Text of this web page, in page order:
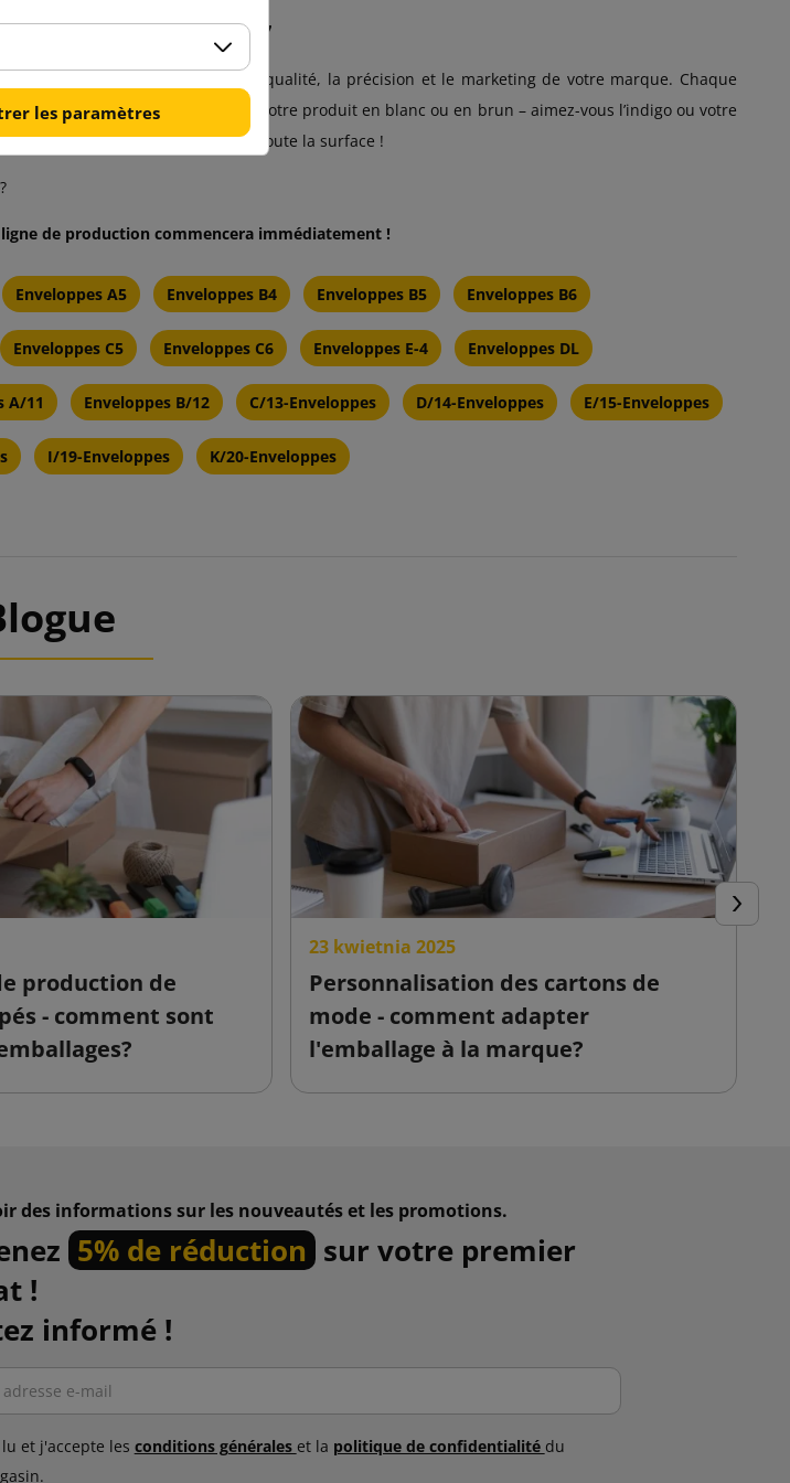
des enveloppes G/17
d’enveloppes. Nous valorisons la qualité, la précision et le marketing de votre marque. Chaque
colorée ! Pas besoin d’envoyer votre produit en blanc ou en brun – aimez-vous l’indigo ou votre
pouvons les mettre en valeur sur toute la surface !
de production commencera immédiatement !
Enveloppes A5 Enveloppes B4 Enveloppes B5 Enveloppes B6
Enveloppes C5 Enveloppes C6 Enveloppes E-4 Enveloppes DL
A/11 Enveloppes B/12 C/13-Enveloppes D/14-Enveloppes E/15-Enveloppes
I/19-Enveloppes K/20-Enveloppes
Suivant
production de
- comment sont
23 kwietnia 2025
Personnalisation des cartons de
mode - comment adapter
l'emballage à la marque?
des informations sur les nouveautés et les promotions.
5% de réduction sur votre premier
!
informé !
lu et j'accepte les conditions générales et la politique de confidentialité du
les paramètres